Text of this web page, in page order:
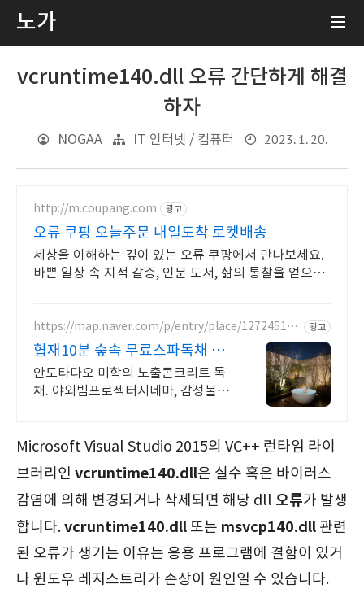
노가
vcruntime140.dll 오류 간단하게 해결
하자
NOGAA IT 인터넷 / 컴퓨터 2023. 1. 20.
http://m.coupang.com 광고
오류 쿠팡 오늘주문 내일도착 로켓배송
세상을 이해하는 깊이 있는 오류 쿠팡에서 만나보세요.
바쁜 일상 속 지적 갈증, 인문 도서, 삶의 통찰을 얻으세
https://map.naver.com/p/entry/place/127245113
4
광고
협재10분 숲속 무료스파독채 안
도타다오 미학이 깃든 건축
안도타다오 미학의 노출콘크리트 독
채. 야외빔프로젝터시네마, 감성불멍,
커피완비. 먼지없는 청결
Microsoft Visual Studio 2015의 VC++ 런타임 라이
브러리인 vcruntime140.dll은 실수 혹은 바이러스
감염에 의해 변경되거나 삭제되면 해당 dll 오류가 발생
합니다.vcruntime140.dll 또는 msvcp140.dll 관련
된 오류가 생기는 이유는 응용 프로그램에 결함이 있거
나 윈도우 레지스트리가 손상이 원인일 수 있습니다.